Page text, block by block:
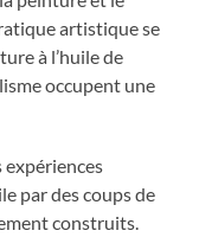
artistique se
à l’huile de
occupent une
expériences
par des coups de
construits.